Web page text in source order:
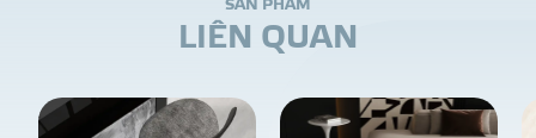
SẢN PHẨM
LIÊN QUAN